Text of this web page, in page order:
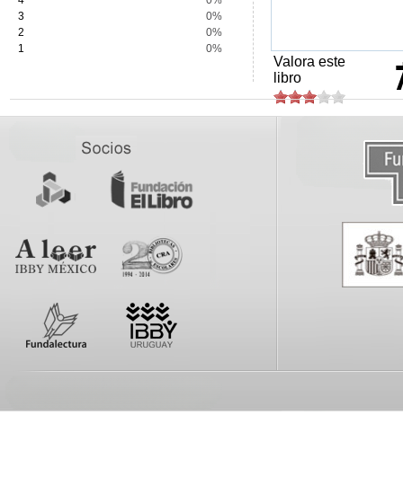
3
0%
2
0%
1
0%
Valora este
libro